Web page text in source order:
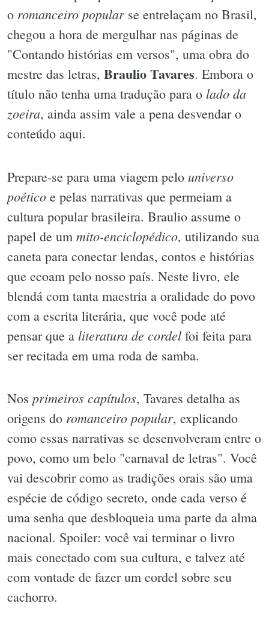
o romanceiro popular se entrelaçam no Brasil,
chegou a hora de mergulhar nas páginas de
"Contando histórias em versos", uma obra do
mestre das letras, Braulio Tavares. Embora o
título não tenha uma tradução para o lado da
zoeira, ainda assim vale a pena desvendar o
conteúdo aqui.
Prepare-se para uma viagem pelo universo
poético e pelas narrativas que permeiam a
cultura popular brasileira. Braulio assume o
papel de um mito-enciclopédico, utilizando sua
caneta para conectar lendas, contos e histórias
que ecoam pelo nosso país. Neste livro, ele
blendá com tanta maestria a oralidade do povo
com a escrita literária, que você pode até
pensar que a literatura de cordel foi feita para
ser recitada em uma roda de samba.
Nos primeiros capítulos, Tavares detalha as
origens do romanceiro popular, explicando
como essas narrativas se desenvolveram entre o
povo, como um belo "carnaval de letras". Você
vai descobrir como as tradições orais são uma
espécie de código secreto, onde cada verso é
uma senha que desbloqueia uma parte da alma
nacional. Spoiler: você vai terminar o livro
mais conectado com sua cultura, e talvez até
com vontade de fazer um cordel sobre seu
cachorro.